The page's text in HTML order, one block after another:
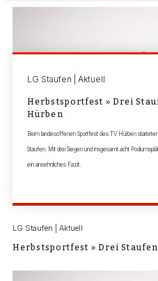
LG Staufen | Aktuell
Herbstsportfest » Drei
Hürben
Beim landesoffenen Sportfest des TV Hürben
Staufen. Mit drei Siegen und insgesamt acht
ein ansehnliches Fazit.
LG Staufen | Aktuell
Herbstsportfest » Drei